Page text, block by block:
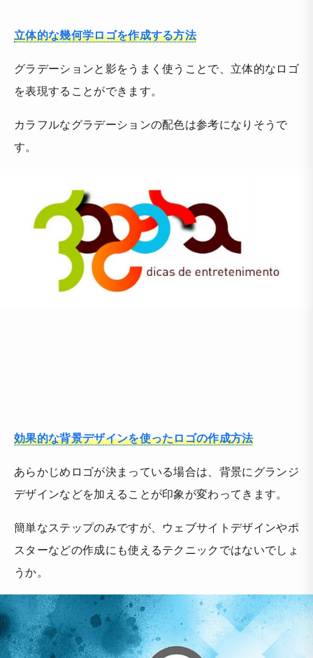
立体的な幾何学ロゴを作成する方法
グラデーションと影をうまく使うことで、立体的なロゴ
を表現することができます。
カラフルなグラデーションの配色は参考になりそうで
す。
効果的な背景デザインを使ったロゴの作成方法
あらかじめロゴが決まっている場合は、背景にグランジ
デザインなどを加えることが印象が変わってきます。
簡単なステップのみですが、ウェブサイトデザインやポ
スターなどの作成にも使えるテクニックではないでしょ
うか。